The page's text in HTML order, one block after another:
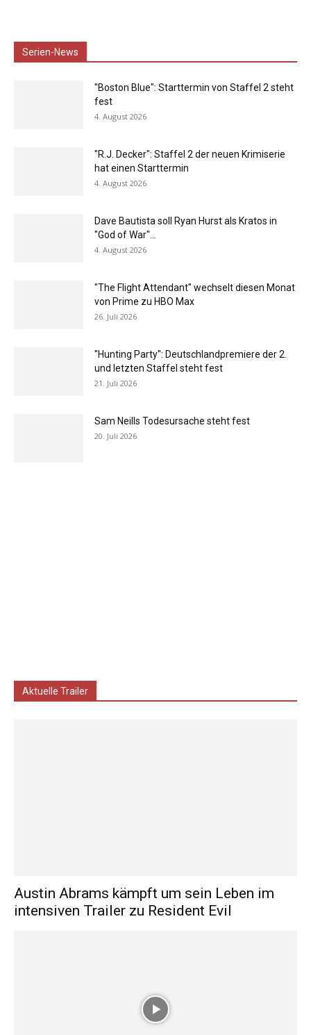
Serien-News
"Boston Blue": Starttermin von Staffel 2 steht
fest
4. August 2026
"R.J. Decker": Staffel 2 der neuen Krimiserie
hat einen Starttermin
4. August 2026
Dave Bautista soll Ryan Hurst als Kratos in
"God of War"...
4. August 2026
"The Flight Attendant" wechselt diesen Monat
von Prime zu HBO Max
26. Juli 2026
"Hunting Party": Deutschlandpremiere der 2.
und letzten Staffel steht fest
21. Juli 2026
Sam Neills Todesursache steht fest
20. Juli 2026
Aktuelle Trailer
Austin Abrams kämpft um sein Leben im
intensiven Trailer zu Resident Evil